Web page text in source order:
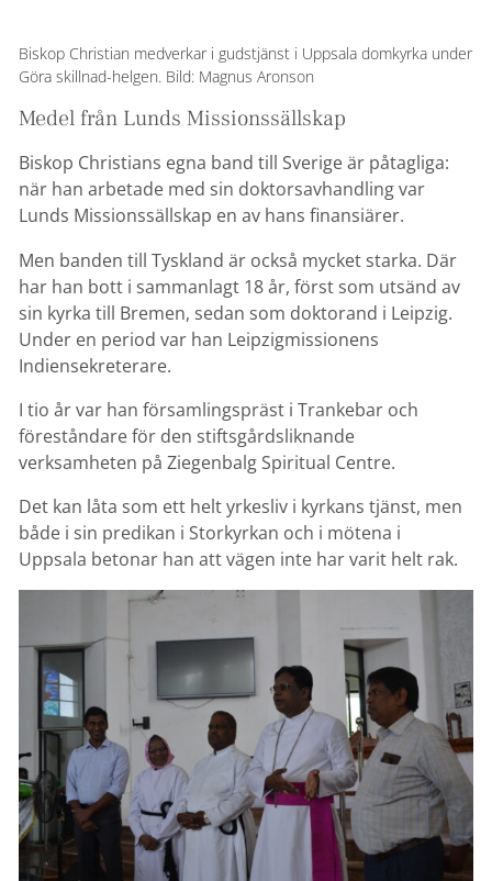
Biskop Christian medverkar i gudstjänst i Uppsala domkyrka under
Göra skillnad-helgen. Bild: Magnus Aronson
Medel från Lunds Missionssällskap
Biskop Christians egna band till Sverige är påtagliga:
när han arbetade med sin doktorsavhandling var
Lunds Missionssällskap en av hans finansiärer.
Men banden till Tyskland är också mycket starka. Där
har han bott i sammanlagt 18 år, först som utsänd av
sin kyrka till Bremen, sedan som doktorand i Leipzig.
Under en period var han Leipzigmissionens
Indiensekreterare.
I tio år var han församlingspräst i Trankebar och
föreståndare för den stiftsgårdsliknande
verksamheten på Ziegenbalg Spiritual Centre.
Det kan låta som ett helt yrkesliv i kyrkans tjänst, men
både i sin predikan i Storkyrkan och i mötena i
Uppsala betonar han att vägen inte har varit helt rak.